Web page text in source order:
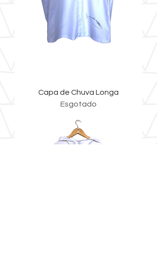
Capa de Chuva Longa
Esgotado